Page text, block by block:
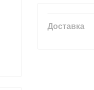
Доставка